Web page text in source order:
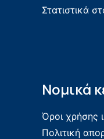
Στατιστικά
Νομικά
Όροι χρήσης
Πολιτική